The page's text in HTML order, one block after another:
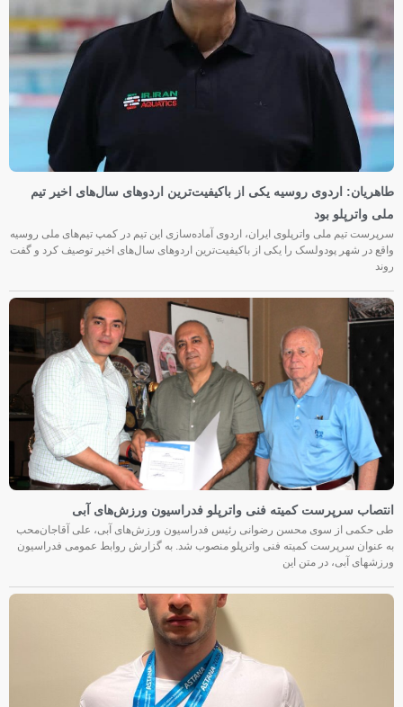
طاهریان: اردوی روسیه یکی از باکیفیت‌ترین اردوهای سال‌های اخیر تیم
ملی واترپلو بود
سرپرست تیم ملی واترپلوی ایران، اردوی آماده‌سازی این تیم در کمپ تیم‌های ملی روسیه
واقع در شهر پودولسک را یکی از باکیفیت‌ترین اردوهای سال‌های اخیر توصیف کرد و گفت
روند
انتصاب سرپرست کمیته فنی واترپلو فدراسیون ورزش‌های آبی
طی حکمی از سوی محسن رضوانی رئیس فدراسیون ورزش‌های آبی، علی آقاجان‌محب
به عنوان سرپرست کمیته فنی واترپلو منصوب شد. به گزارش روابط عمومی فدراسیون
ورزشهای آبی، در متن این